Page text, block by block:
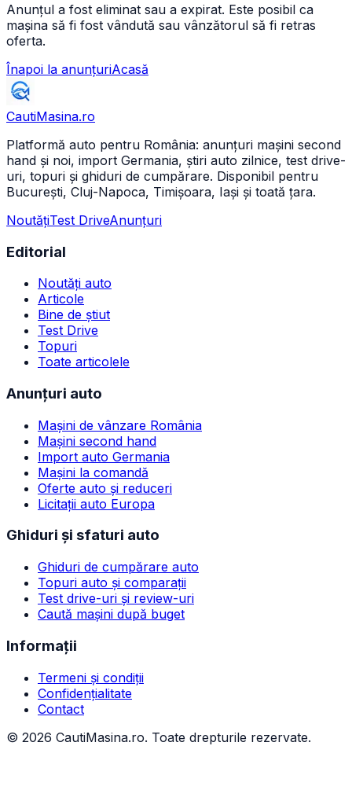
Anunțul a fost eliminat sau a expirat. Este posibil ca
mașina să fi fost vândută sau vânzătorul să fi retras
oferta.
Înapoi la anunțuriAcasă
CautiMasina.ro
Platformă auto pentru România: anunțuri mașini second
hand și noi, import Germania, știri auto zilnice, test drive-
uri, topuri și ghiduri de cumpărare. Disponibil pentru
București, Cluj-Napoca, Timișoara, Iași și toată țara.
NoutățiTest DriveAnunțuri
Editorial
Noutăți auto
Articole
Bine de știut
Test Drive
Topuri
Toate articolele
Anunțuri auto
Mașini de vânzare România
Mașini second hand
Import auto Germania
Mașini la comandă
Oferte auto și reduceri
Licitații auto Europa
Ghiduri și sfaturi auto
Ghiduri de cumpărare auto
Topuri auto și comparații
Test drive-uri și review-uri
Caută mașini după buget
Informații
Termeni și condiții
Confidențialitate
Contact
© 2026 CautiMasina.ro. Toate drepturile rezervate.